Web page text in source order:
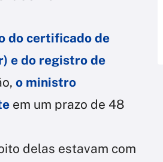
do certificado de
e do registro de
o ministro
em um prazo de 48
delas estavam com